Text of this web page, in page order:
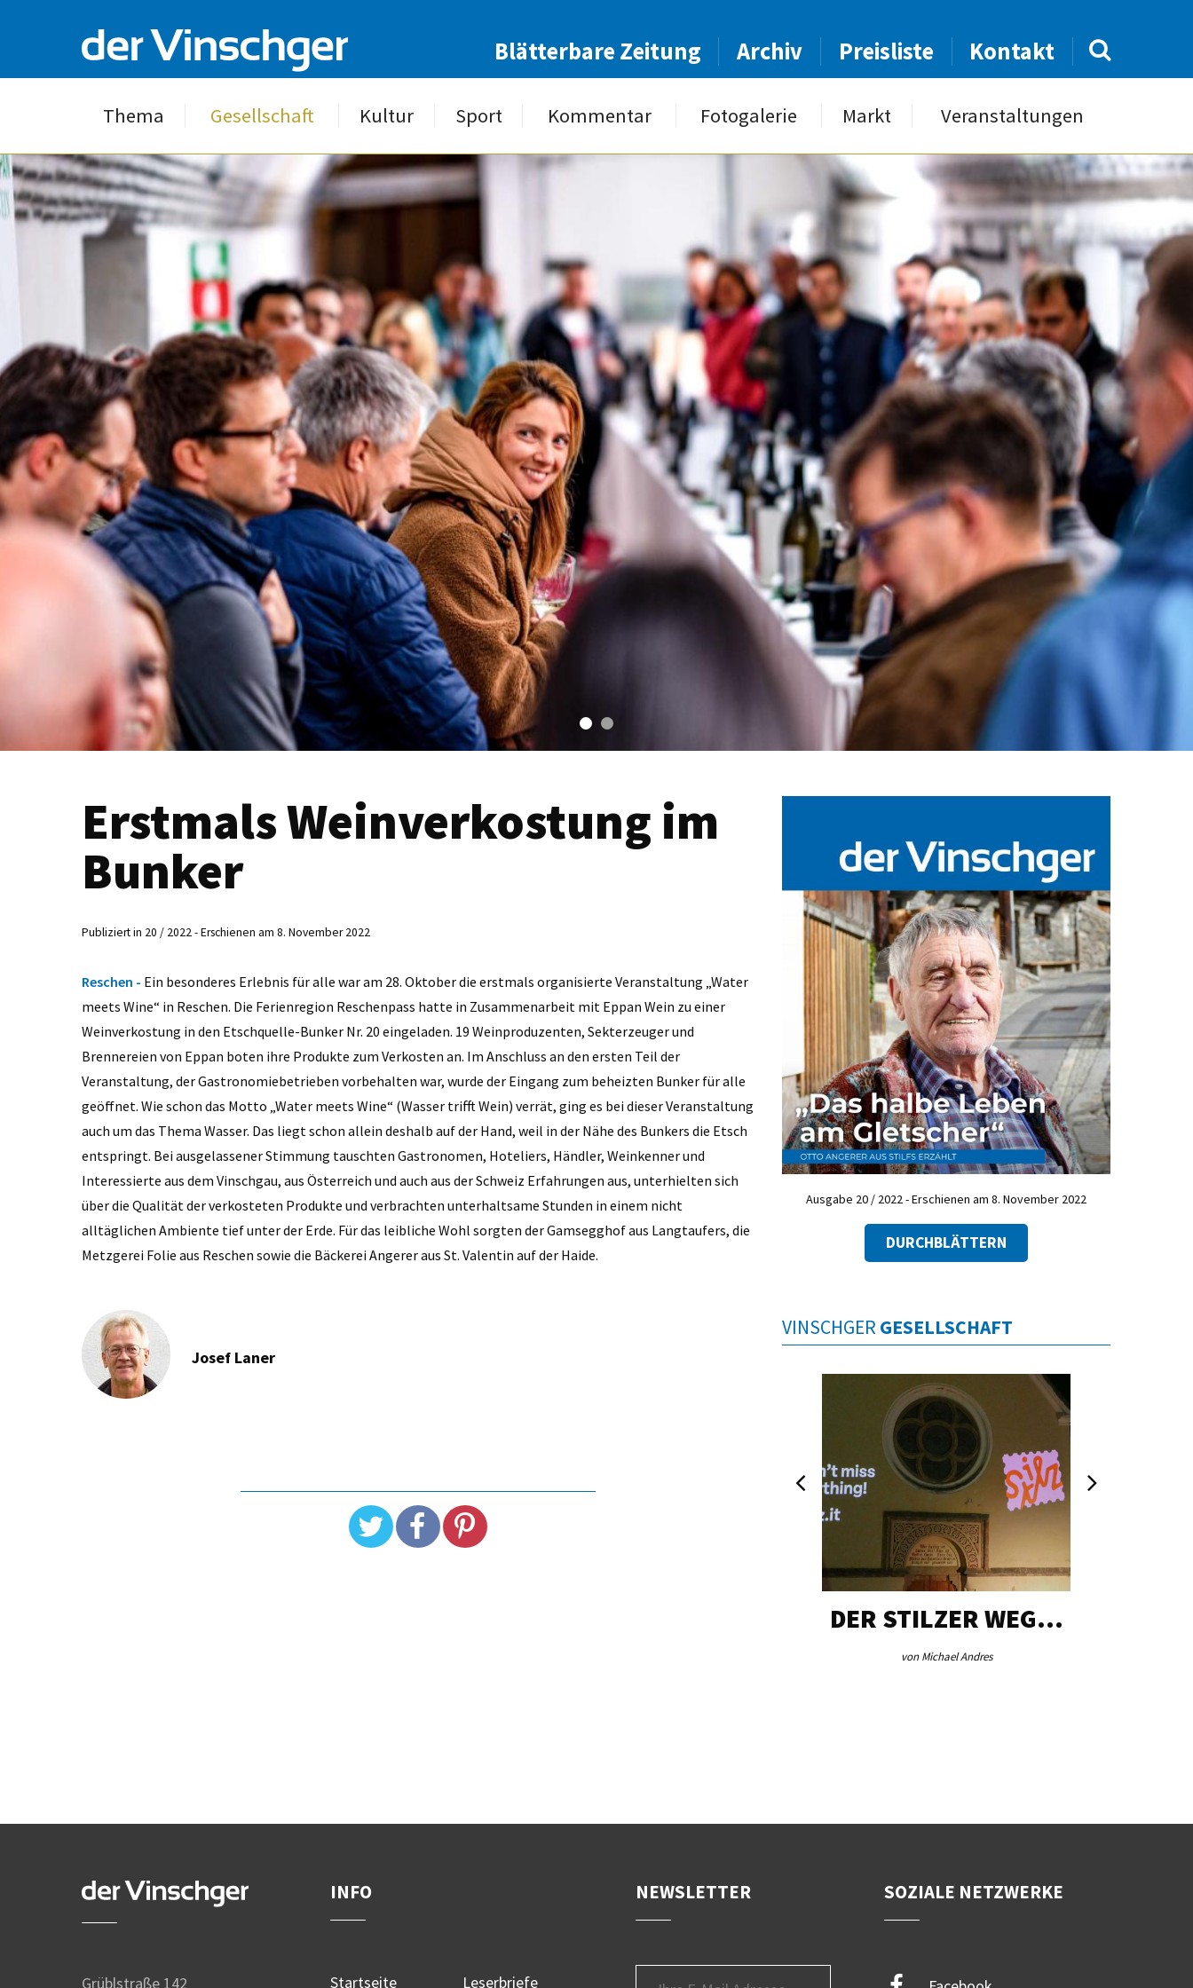
Blätterbare Zeitung Archiv Preisliste Kontakt
Thema Gesellschaft Kultur Sport Kommentar Fotogalerie Markt Veranstaltungen
Erstmals Weinverkostung im
Bunker
Publiziert in 20 / 2022 - Erschienen am 8. November 2022
Reschen - Ein besonderes Erlebnis für alle war am 28. Oktober die erstmals organisierte Veranstaltung „Water
meets Wine“ in Reschen. Die Ferienregion Reschenpass hatte in Zusammenarbeit mit Eppan Wein zu einer
Weinverkostung in den Etschquelle-Bunker Nr. 20 eingeladen. 19 Weinproduzenten, Sekterzeuger und
Brennereien von Eppan boten ihre Produkte zum Verkosten an. Im Anschluss an den ersten Teil der
Veranstaltung, der Gastronomiebetrieben vorbehalten war, wurde der Eingang zum beheizten Bunker für alle
geöffnet. Wie schon das Motto „Water meets Wine“ (Wasser trifft Wein) verrät, ging es bei dieser Veranstaltung
auch um das Thema Wasser. Das liegt schon allein deshalb auf der Hand, weil in der Nähe des Bunkers die Etsch
entspringt. Bei ausgelassener Stimmung tauschten Gastronomen, Hoteliers, Händler, Weinkenner und
Interessierte aus dem Vinschgau, aus Österreich und auch aus der Schweiz Erfahrungen aus, unterhielten sich
über die Qualität der verkosteten Produkte und verbrachten unterhaltsame Stunden in einem nicht
alltäglichen Ambiente tief unter der Erde. Für das leibliche Wohl sorgten der Gamsegghof aus Langtaufers, die
Metzgerei Folie aus Reschen sowie die Bäckerei Angerer aus St. Valentin auf der Haide.
Josef Laner
Ausgabe 20 / 2022 - Erschienen am 8. November 2022
DURCHBLÄTTERN
VINSCHGER GESELLSCHAFT
DER STILZER WEG…
von Michael Andres
Grüblstraße 142
INFO
Startseite Leserbriefe
NEWSLETTER SOZIALE NETZWERKE